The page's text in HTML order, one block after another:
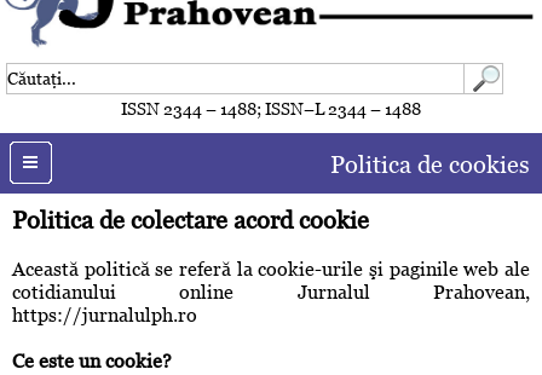
ISSN 2344 – 1488; ISSN–L 2344 – 1488
Politica de cookies
Politica de colectare acord cookie
Această politică se referă la cookie-urile şi paginile web ale
cotidianului online Jurnalul Prahovean,
https://jurnalulph.ro
Ce este un cookie?